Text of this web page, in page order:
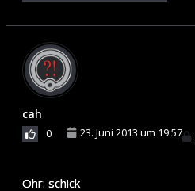
cah
0 23. Juni 2013 um 19:57
Ohr: schick